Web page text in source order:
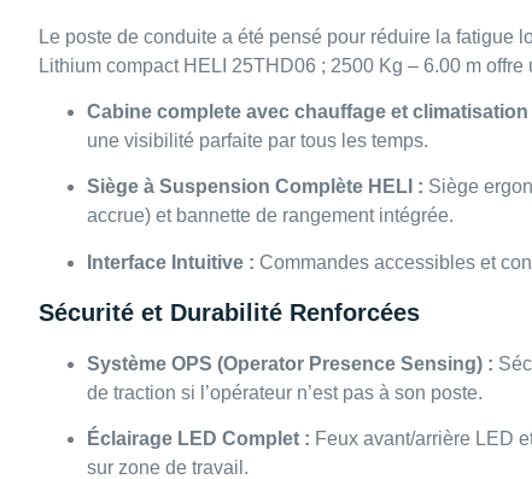
Le poste de conduite a été pensé pour réduire la fatigue
Lithium compact HELI 25THD06 ; 2500 Kg – 6.00 m
Cabine complete avec chauffage et climatisation
une visibilité parfaite par tous les temps.
Siège à Suspension Complète HELI : Siège
accrue) et bannette de rangement intégrée.
Interface Intuitive : Commandes accessibles et
Sécurité et Durabilité Renforcées
Système OPS (Operator Presence Sensing) :
de traction si l’opérateur n’est pas à son poste.
Éclairage LED Complet : Feux avant/arrière LED
sur zone de travail.